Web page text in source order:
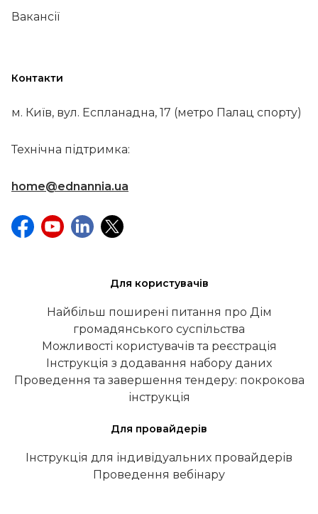
Вакансії
Контакти
м. Київ, вул. Еспланадна, 17 (метро Палац спорту)
Технічна підтримка:
home@ednannia.ua
Для користувачів
Найбільш поширені питання про Дім
громадянського суспільства
Можливості користувачів та реєстрація
Інструкція з додавання набору даних
Проведення та завершення тендеру: покрокова
інструкція
Для провайдерів
Інструкція для індивідуальних провайдерів
Проведення вебінару